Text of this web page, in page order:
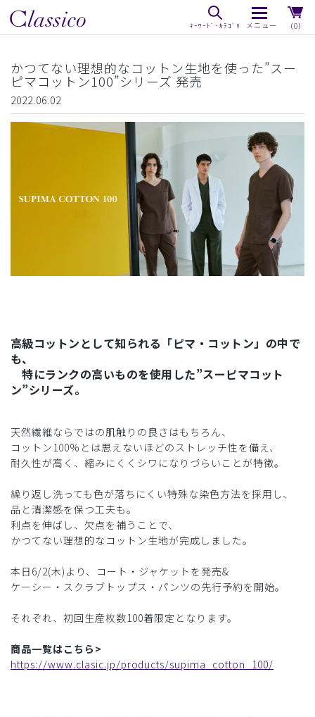
（0）
かつてない理想的なコットン生地を使った”スー
ピマコットン100”シリーズ 発売
2022.06.02
高級コットンとして知られる「ピマ・コットン」の中で
も、
特にランクの高いものを使用した”スーピマコット
ン”シリーズ。
天然繊維ならではの肌触りの良さはもちろん、
コットン100%とは思えないほどのストレッチ性を備え、
耐久性が高く、縮みにくくシワになりづらいことが特徴。
繰り返し洗っても色が落ちにくい特殊な染色方法を採用し、
品と清潔感を保つ工夫も。
利点を伸ばし、欠点を補うことで、
かつてない理想的なコットン生地が完成しました。
本日6/2(木)より、コート・ジャケットを発売&
ケーシー・スクラブトップス・パンツの先行予約を開始。
それぞれ、初回生産枚数100着限定となります。
商品一覧はこちら>
https://www.clasic.jp/products/supima_cotton_100/